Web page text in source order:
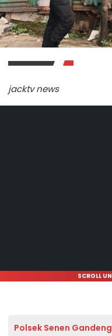
jacktv news
SCROLL
Polsek Senen